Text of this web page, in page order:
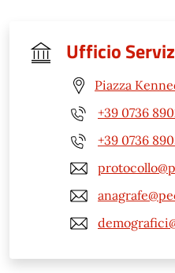
Ufficio
Piazza
+39 0736
+39 0736